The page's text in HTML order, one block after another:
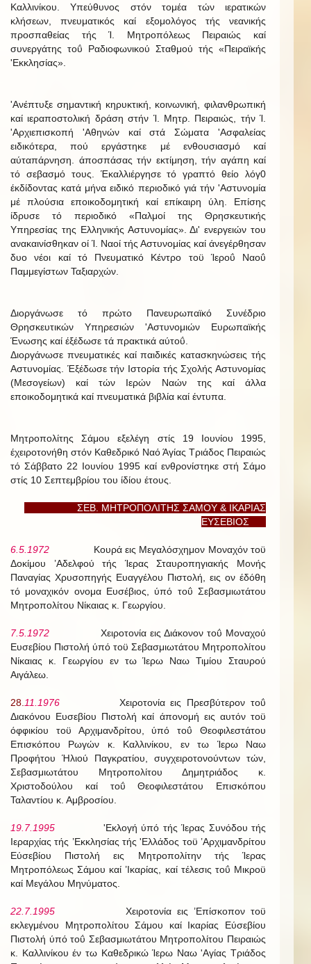
Καλλινίκου. Υπεύθυνος στόν τομέα τών ιερατικών
κλήσεων, πνευματικός καί εξομολόγος τής νεανικής
προσπαθείας τής Ί. Μητροπόλεως Πειραιώς καί
συνεργάτης τοΰ Ραδιοφωνικού Σταθμού τής «Πειραϊκής
'Εκκλησίας».
'Ανέπτυξε σημαντική κηρυκτική, κοινωνική, φιλανθρωπική
καί ιεραποστολική δράση στήν Ί. Μητρ. Πειραιώς, τήν Ί.
'Αρχιεπισκοπή 'Αθηνών καί στά Σώματα 'Ασφαλείας
ειδικότερα, πού εργάστηκε μέ ενθουσιασμό καί
αύταπάρνηση. άποσπάσας τήν εκτίμηση, τήν αγάπη καί
τό σεβασμό τους. Έκαλλιέργησε τό γραπτό θείο λόγ0
έκδίδοντας κατά μήνα ειδικό περιοδικό γιά τήν 'Αστυνομία
μέ πλούσια εποικοδομητική καί επίκαιρη ύλη. Επίσης
ίδρυσε τό περιοδικό «Παλμοί της Θρησκευτικής
Υπηρεσίας της Ελληνικής Αστυνομίας». Δι' ενεργειών του
ανακαινίσθηκαν οί Ί. Ναοί τής Αστυνομίας καί άνεγέρθησαν
δυο νέοι καί τό Πνευματικό Κέντρο τοϋ Ίεροΰ Ναοΰ
Παμμεγίστων Ταξιαρχών.
Διοργάνωσε τό πρώτο Πανευρωπαϊκό Συνέδριο
Θρησκευτικών Υπηρεσιών 'Αστυνομιών Ευρωπαϊκής
Ένωσης καί έξέδωσε τά πρακτικά αύτοΰ.
Διοργάνωσε πνευματικές καί παιδικές κατασκηνώσεις τής
Αστυνομίας. Έξέδωσε τήν Ιστορία τής Σχολής Αστυνομίας
(Μεσογείων) καί τών Ιερών Ναών της καί άλλα
εποικοδομητικά καί πνευματικά βιβλία καί έντυπα.
Μητροπολίτης Σάμου εξελέγη στίς 19 Ιουνίου 1995,
έχειροτονήθη στόν Καθεδρικό Ναό Άγίας Τριάδος Πειραιώς
τό Σάββατο 22 Ιουνίου 1995 καί ενθρονίστηκε στή Σάμο
στίς 10 Σεπτεμβρίου του ίδίου έτους.
ΣΕΒ. ΜΗΤΡΟΠΟΛΙΤΗΣ ΣΑΜΟΥ & ΙΚΑΡΙΑΣ
ΕΥΣΕΒΙΟΣ
6.5.1972
Κουρά εις Μεγαλόσχημον Μοναχόν τοϋ
Δοκίμου ’Αδελφού τής Ίερας Σταυροπηγιακής Μονής
Παναγίας Χρυσοπηγής Ευαγγέλου Πιστολή, εις ον έδόθη
τό μοναχικόν ονομα Ευσέβιος, ύπό τοΰ Σεβασμιωτάτου
Μητροπολίτου Νίκαιας κ. Γεωργίου.
7.5.1972 Χειροτονία εις Διάκονον τοΰ Μοναχού
Ευσεβίου Πιστολή ύπό τοϋ Σεβασμιωτάτου Μητροπολίτου
Νίκαιας κ. Γεωργίου εν τω Ίερω Ναω Τιμίου Σταυρού
Αιγάλεω.
28. 11.1976
Χειροτονία εις Πρεσβύτερον τοΰ
Διακόνου Ευσεβίου Πιστολή καί άπονομή εις αυτόν τοϋ
όφφικίου τοϋ Αρχιμανδρίτου, ύπό τοΰ Θεοφιλεστάτου
Επισκόπου Ρωγών κ. Καλλινίκου, εν τω Ίερω Ναω
Προφήτου Ήλιού Παγκρατίου, συγχειροτονούντων τών,
Σεβασμιωτάτου Μητροπολίτου Δημητριάδος κ.
Χριστοδούλου καί τοΰ Θεοφιλεστάτου Επισκόπου
Ταλαντίου κ. Αμβροσίου.
19.7.1995 'Εκλογή ύπό τής Ίερας Συνόδου τής
Ιεραρχίας τής ’Εκκλησίας τής 'Ελλάδος τοϋ ’Αρχιμανδρίτου
Εύσεβίου Πιστολή εις Μητροπολίτην τής Ίερας
Μητροπόλεως Σάμου καί ’Ικαρίας, καί τέλεσις τοΰ Μικροϋ
καί Μεγάλου Μηνύματος.
22.7.1995
Χειροτονία εις ’Επίσκοπον τοϋ
εκλεγμένου Μητροπολίτου Σάμου καί Ικαρίας Εύσεβίου
Πιστολή ύπό τοΰ Σεβασμιωτάτου Μητροπολίτου Πειραιώς
κ. Καλλινίκου έν τω Καθεδρικώ Ίερω Ναω 'Αγίας Τριάδος